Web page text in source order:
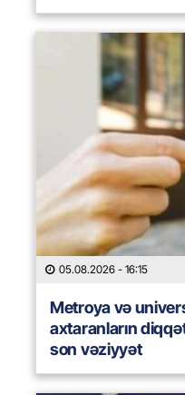
05.08.2026 - 16:15
Metroya və
axtaranların
son vəziyyət